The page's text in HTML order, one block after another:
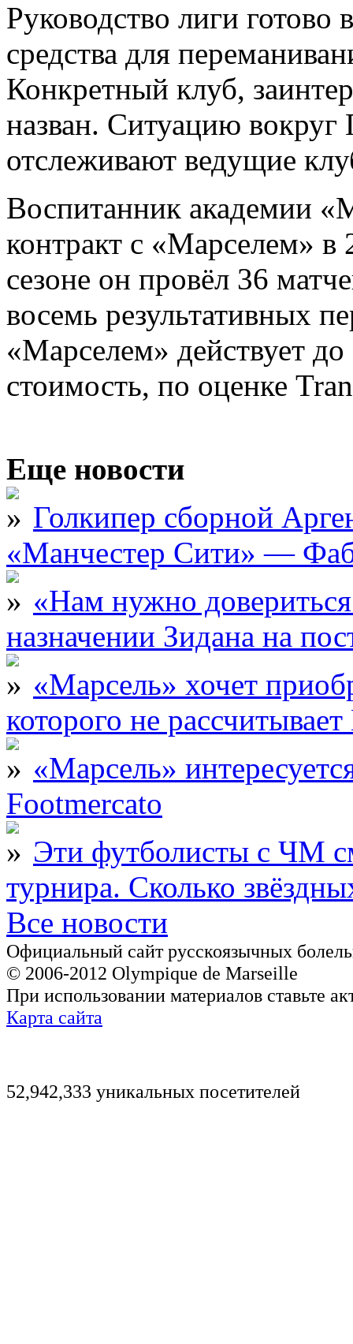
Руководство лиги готово
средства для
Конкретный клуб,
назван. Ситуацию вокруг
отслеживают ведущие
Воспитанник академии
контракт с «Марселем»
сезоне он провёл 36
восемь результативных
«Марселем» действует
стоимость, по оценке
Еще новости
Голкипер сборной
«Манчестер Сити» —
«Нам нужно
назначении Зидана на
«Марсель» хочет
которого не
«Марсель»
Footmercato
Эти футболисты с ЧМ
турнира. Сколько
Все новости
Официальный сайт русскоязычных
© 2006-2012 Olympique de Marseille
При использовании материалов ставьте
Карта сайта
52,942,333 уникальных посетителей